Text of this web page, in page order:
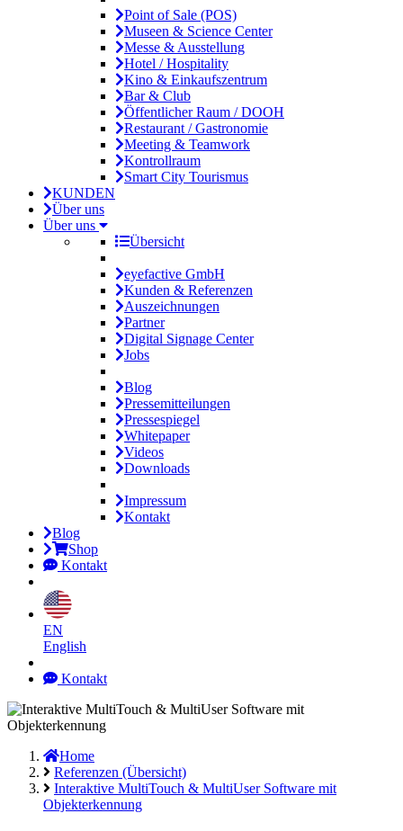
Point of Sale (POS)
Museen & Science Center
Messe & Ausstellung
Hotel / Hospitality
Kino & Einkaufszentrum
Bar & Club
Öffentlicher Raum / DOOH
Restaurant / Gastronomie
Meeting & Teamwork
Kontrollraum
Smart City Tourismus
KUNDEN
Über uns
Über uns
Übersicht
eyefactive GmbH
Kunden & Referenzen
Auszeichnungen
Partner
Digital Signage Center
Jobs
Blog
Pressemitteilungen
Pressespiegel
Whitepaper
Videos
Downloads
Impressum
Kontakt
Blog
Shop
Kontakt
EN
English
Kontakt
Home
Referenzen (Übersicht)
Interaktive MultiTouch & MultiUser Software mit
Objekterkennung